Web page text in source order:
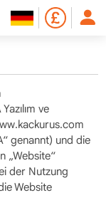
ve
genannt) und die
„Website“
der Nutzung
Website